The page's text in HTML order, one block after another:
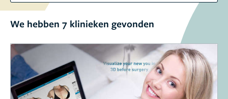
We hebben 7 klinieken gevonden